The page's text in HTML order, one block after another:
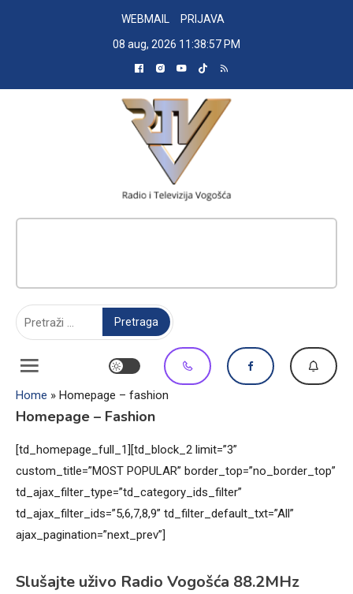
WEBMAIL
PRIJAVA
08 aug, 2026 11:38:57 PM
Home » Homepage – fashion
Homepage – Fashion
[td_homepage_full_1][td_block_2 limit=”3”
custom_title=”MOST POPULAR” border_top=”no_border_top”
td_ajax_filter_type=”td_category_ids_filter”
td_ajax_filter_ids=”5,6,7,8,9” td_filter_default_txt=”All”
ajax_pagination=”next_prev”]
Slušajte uživo Radio Vogošća 88.2MHz